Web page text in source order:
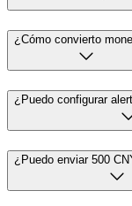
¿Cómo convierto
¿Puedo configurar
¿Puedo enviar 500